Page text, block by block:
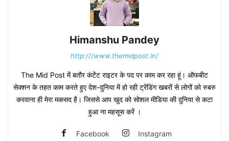
Himanshu Pandey
http:///www.themidpost.in/
The Mid Post में बतौर कंटेंट राइटर के पद पर काम कर रहा हूं। ऑफबीट
सेक्शन के तहत काम करते हुए देश-दुनिया में हो रही ट्रेंडिंग खबरों से लोगों को रुबरु
करवाना ही मेरा मकसद है। जिससे आप खुद को सोशल मीडिया की दुनिया से कटा
हुआ ना महसूस करें ।
Facebook Instagram